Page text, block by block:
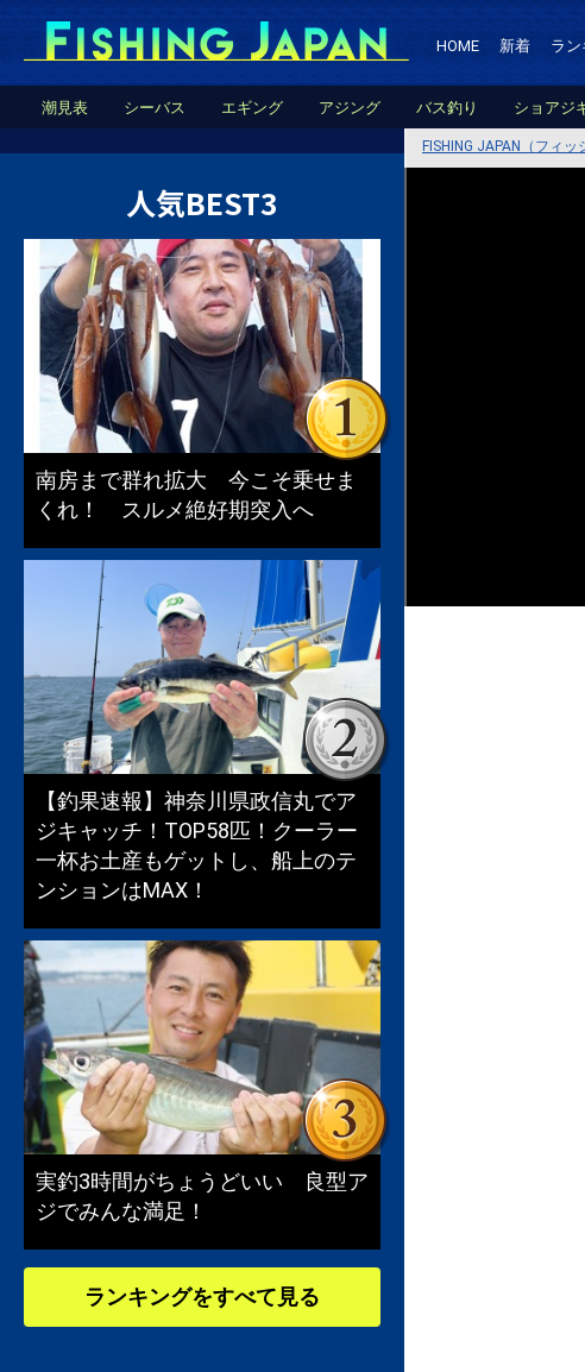
HOME 新着 ラ
潮見表 シーバス エギング アジング バス釣り ショアジ
FISHING JAPAN（フィッ
人気BEST3
南房まで群れ拡大 今こそ乗せま
くれ！ スルメ絶好期突入へ
【釣果速報】神奈川県政信丸でア
ジキャッチ！TOP58匹！クーラー
一杯お土産もゲットし、船上のテ
ンションはMAX！
実釣3時間がちょうどいい 良型ア
ジでみんな満足！
ランキングをすべて見る